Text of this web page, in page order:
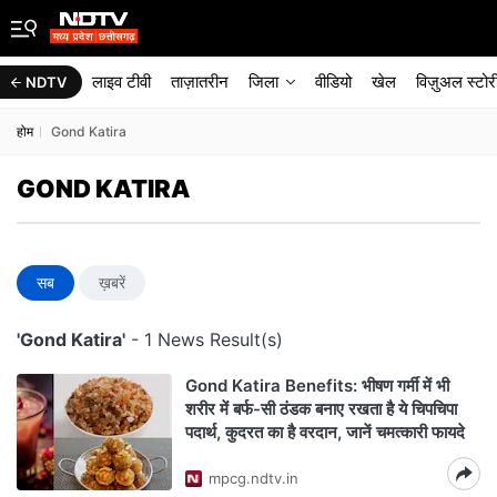
NDTV लाइव टीवी ताज़ातरीन जिला वीडियो खेल विज़ुअल
होम Gond Katira
GOND KATIRA
सब ख़बरें
'Gond Katira' - 1 News Result(s)
Gond Katira Benefits: भीषण गर्मी में भी
शरीर में बर्फ-सी ठंडक बनाए रखता है ये चिपचिपा
पदार्थ, कुदरत का है वरदान, जानें चमत्कारी फायदे
mpcg.ndtv.in